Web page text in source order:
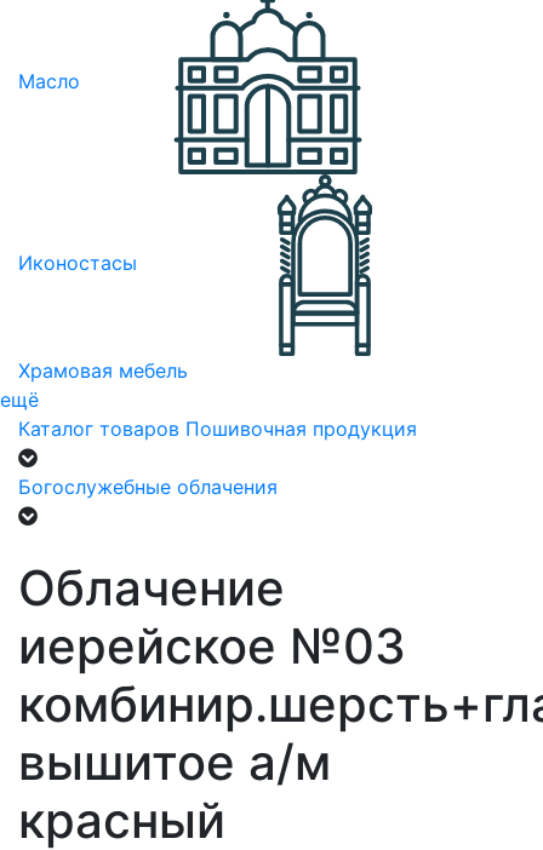
Масло
Иконостасы
Храмовая мебель
ещё
Каталог товаров Пошивочная продукция
Богослужебные облачения
Облачение
иерейское №03
вышитое а/м
красный